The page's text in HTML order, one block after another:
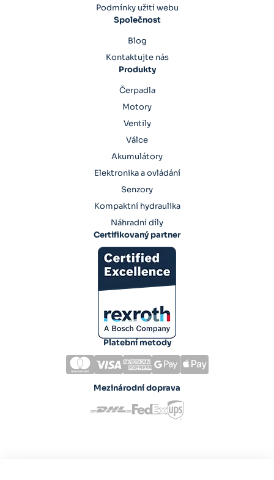
Podmínky užití webu
Společnost
Blog
Kontaktujte nás
Produkty
Čerpadla
Motory
Ventily
Válce
Akumulátory
Elektronika a ovládání
Senzory
Kompaktní hydraulika
Náhradní díly
Certifikovaný partner
Platební metody
Mezinárodní doprava